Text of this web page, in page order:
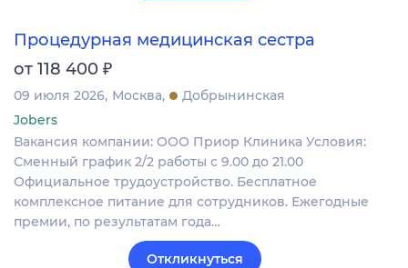
Процедурная медицинская сестра
от 118 400 ₽
09 июля 2026 Москва
Добрынинская
Jobers
Вакансия компании: ООО Приор Клиника Условия:
Сменный график 2/2 работы с 9.00 до 21.00
Официальное трудоустройство. Бесплатное
комплексное питание для сотрудников. Ежегодные
премии, по результатам года…
Откликнуться